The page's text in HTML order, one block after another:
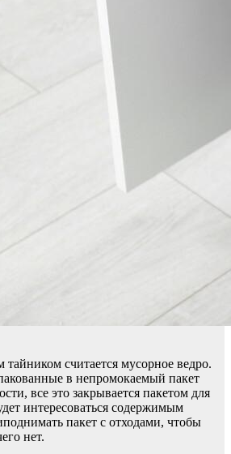
считается мусорное ведро.
в непромокаемый пакет
все это закрывается пакетом для
интересоваться содержимым
пакет с отходами, чтобы
нет.